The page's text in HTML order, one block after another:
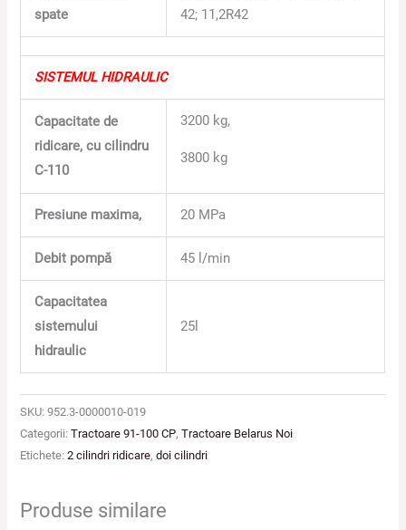
spate
42; 11,2R42
SISTEMUL HIDRAULIC
Capacitate de
ridicare, cu cilindru
C-110
3200 kg,
3800 kg
Presiune maxima, 20 MPa
Debit pompă 45 l/min
Capacitatea
sistemului
hidraulic
25l
SKU:952.3-0000010-019
Categorii:Tractoare 91-100 CP,Tractoare Belarus Noi
Etichete:2 cilindri ridicare,doi cilindri
Produse similare